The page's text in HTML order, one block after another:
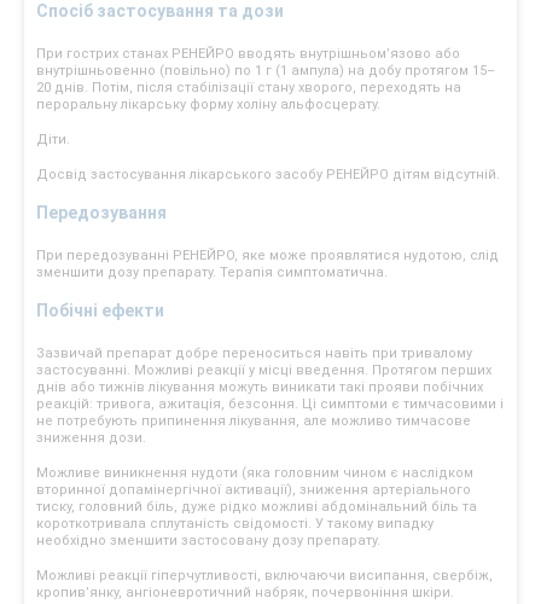
Спосіб застосування та дози
При гострих станах РЕНЕЙРО вводять внутрішньом’язово або
внутрішньовенно (повільно) по 1 г (1 ампула) на добу протягом 15–
20 днів. Потім, після стабілізації стану хворого, переходять на
пероральну лікарську форму холіну альфосцерату.
Діти.
Досвід застосування лікарського засобу РЕНЕЙРО дітям відсутній.
Передозування
При передозуванні РЕНЕЙРО, яке може проявлятися нудотою, слід
зменшити дозу препарату. Терапія симптоматична.
Побічні ефекти
Зазвичай препарат добре переноситься навіть при тривалому
застосуванні. Можливі реакції у місці введення. Протягом перших
днів або тижнів лікування можуть виникати такі прояви побічних
реакцій: тривога, ажитація, безсоння. Ці симптоми є тимчасовими і
не потребують припинення лікування, але можливо тимчасове
зниження дози.
Можливе виникнення нудоти (яка головним чином є наслідком
вторинної допамінергічної активації), зниження артеріального
тиску, головний біль, дуже рідко можливі абдомінальний біль та
короткотривала сплутаність свідомості. У такому випадку
необхідно зменшити застосовану дозу препарату.
Можливі реакції гіперчутливості, включаючи висипання, свербіж,
кропив’янку, ангіоневротичний набряк, почервоніння шкіри.